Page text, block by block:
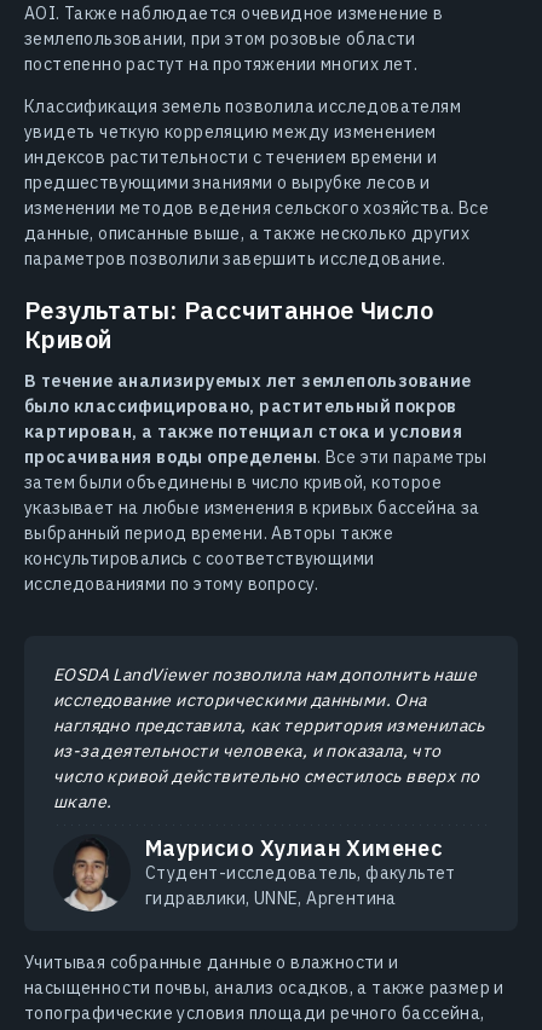
AOI. Также наблюдается очевидное изменение в
землепользовании, при этом розовые области
постепенно растут на протяжении многих лет.
Классификация земель позволила исследователям
увидеть четкую корреляцию между изменением
индексов растительности с течением времени и
предшествующими знаниями о вырубке лесов и
изменении методов ведения сельского хозяйства. Все
данные, описанные выше, а также несколько других
параметров позволили завершить исследование.
Результаты: Рассчитанное Число
Кривой
В течение анализируемых лет землепользование
было классифицировано, растительный покров
картирован, а также потенциал стока и условия
просачивания воды определены. Все эти параметры
затем были объединены в число кривой, которое
указывает на любые изменения в кривых бассейна за
выбранный период времени. Авторы также
консультировались с соответствующими
исследованиями по этому вопросу.
EOSDA LandViewer позволила нам дополнить наше
исследование историческими данными. Она
наглядно представила, как территория изменилась
из-за деятельности человека, и показала, что
число кривой действительно сместилось вверх по
шкале.
Маурисио Хулиан Хименес
Студент-исследователь, факультет
гидравлики, UNNE, Аргентина
Учитывая собранные данные о влажности и
насыщенности почвы, анализ осадков, а также размер и
топографические условия площади речного бассейна,